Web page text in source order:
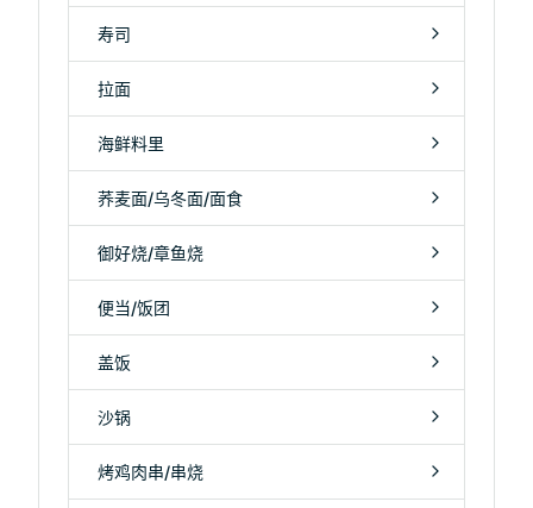
寿司
拉面
海鲜料里
荞麦面/乌冬面/面食
御好烧/章鱼烧
便当/饭团
盖饭
沙锅
烤鸡肉串/串烧